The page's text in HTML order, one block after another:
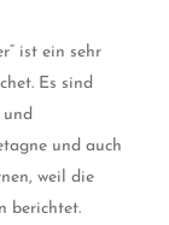
ist ein sehr
Es sind
und auch
weil die
berichtet.